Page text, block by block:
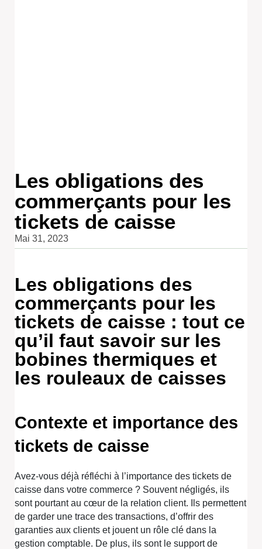
Les obligations des
commerçants pour les
tickets de caisse
Mai 31, 2023
Les obligations des
commerçants pour les
tickets de caisse : tout ce
qu’il faut savoir sur les
bobines thermiques et
les rouleaux de caisses
Contexte et importance des
tickets de caisse
Avez-vous déjà réfléchi à l’importance des tickets de
caisse dans votre commerce ? Souvent négligés, ils
sont pourtant au cœur de la relation client. Ils permettent
de garder une trace des transactions, d’offrir des
garanties aux clients et jouent un rôle clé dans la
gestion comptable. De plus, ils sont le support de